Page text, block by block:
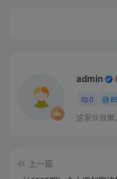
admin
0
这家伙很
上一篇